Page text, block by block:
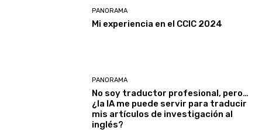
PANORAMA
Mi experiencia en el CCIC 2024
PANORAMA
No soy traductor profesional, pero…
¿la IA me puede servir para traducir
mis artículos de investigación al
inglés?